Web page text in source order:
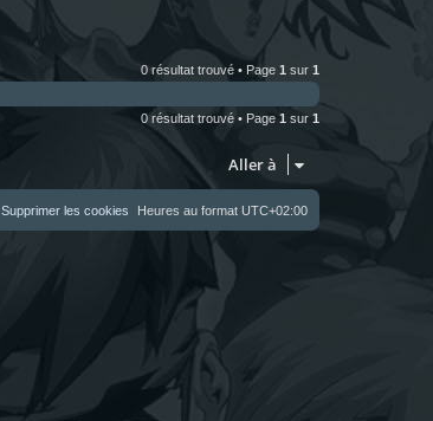
0 résultat trouvé • Page 1 sur 1
0 résultat trouvé • Page 1 sur 1
Aller à
Heures au format UTC+02:00
Supprimer les cookies